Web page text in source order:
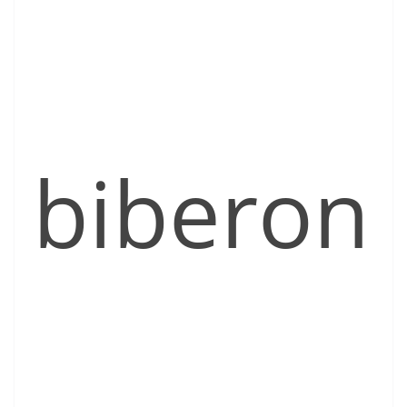
biberon